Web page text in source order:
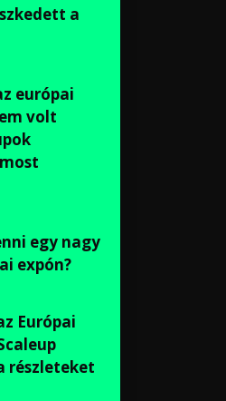
a
európai
volt
egy nagy
expón?
Európai
részleteket